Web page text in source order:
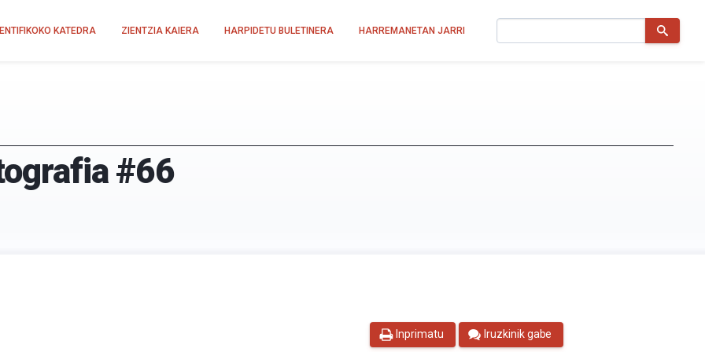
KATEDRA ZIENTZIA KAIERA HARPIDETU BULETINERA HARREMANETAN JARRI
#66
Inprimatu Iruzkinik gabe